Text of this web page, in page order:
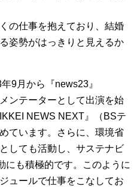
の仕事を抱えており、結婚
姿勢がはっきりと見えるか
9月から『news23』
ンテーターとして出演を始
NEWS NEXT』（BSテ
ています。さらに、環境省
しても活動し、サステナビ
にも積極的です。このように
ュールで仕事をこなしてお